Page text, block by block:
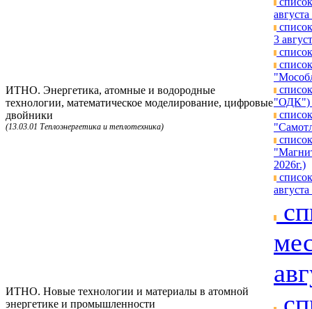
ИТНО. Энергетика, атомные и водородные
технологии, математическое моделирование, цифровые
двойники
(13.03.01 Теплоэнергетика и теплотехника)
3
"ОДК")
2026г.)
ИТНО. Новые технологии и материалы в атомной
энергетике и промышленности